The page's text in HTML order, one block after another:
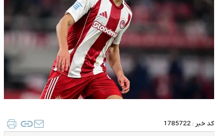
کد خبر : 1785722